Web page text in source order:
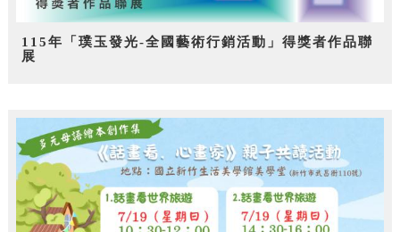
115年「璞玉發光-全國藝術行銷活動」得獎者作品聯
展